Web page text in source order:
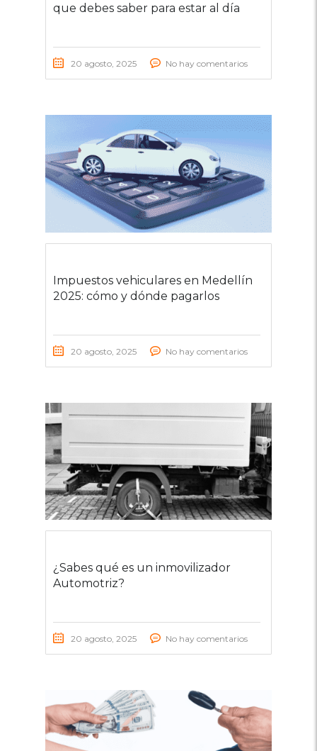
que debes saber para estar al día
20 agosto, 2025 No hay comentarios
Impuestos vehiculares en Medellín
2025: cómo y dónde pagarlos
20 agosto, 2025 No hay comentarios
¿Sabes qué es un inmovilizador
Automotriz?
20 agosto, 2025 No hay comentarios